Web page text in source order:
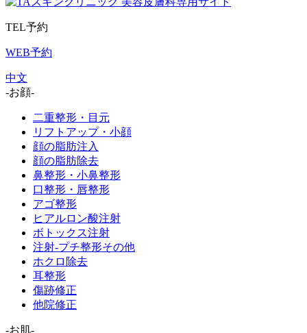
TEL予約
WEB予約
中文
-お顔-
二重整形・目元
リフトアップ・小顔
顔の脂肪注入
顔の脂肪除去
鼻整形・小鼻整形
口整形・唇整形
アゴ整形
ヒアルロン酸注射
ボトックス注射
注射-プチ整形その他
ホクロ除去
耳整形
傷跡修正
他院修正
-お肌-